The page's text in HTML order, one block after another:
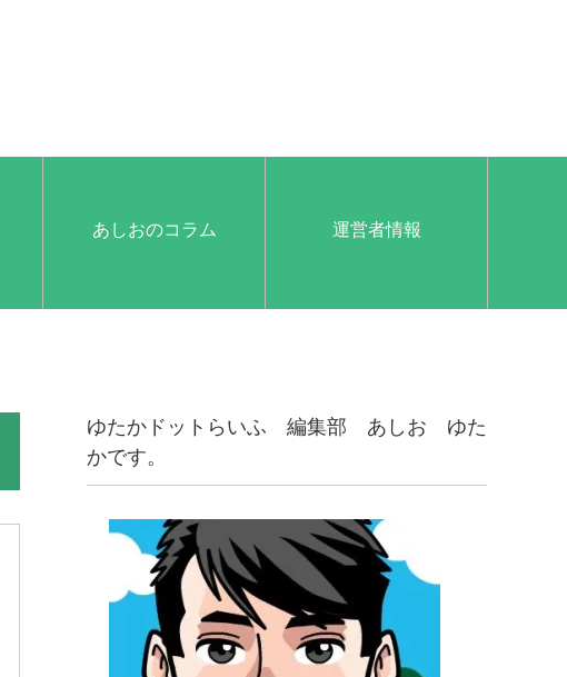
あしおのコラム 運営者情報
ゆたかドットらいふ 編集部 あしお ゆた
かです。